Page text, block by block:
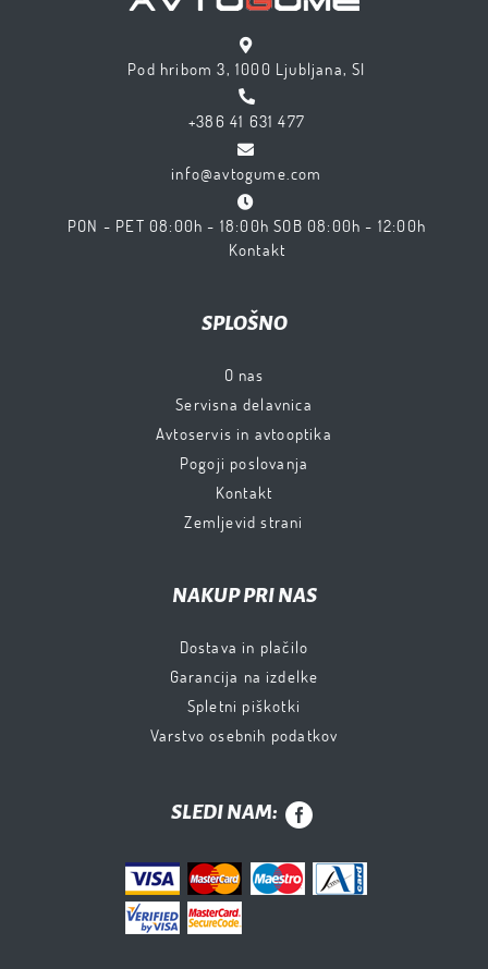
Pod hribom 3, 1000 Ljubljana, SI
+386 41 631 477
info@avtogume.com
PON - PET 08:00h - 18:00h SOB 08:00h - 12:00h
Kontakt
SPLOŠNO
O nas
Servisna delavnica
Avtoservis in avtooptika
Pogoji poslovanja
Kontakt
Zemljevid strani
NAKUP PRI NAS
Dostava in plačilo
Garancija na izdelke
Spletni piškotki
Varstvo osebnih podatkov
SLEDI NAM: